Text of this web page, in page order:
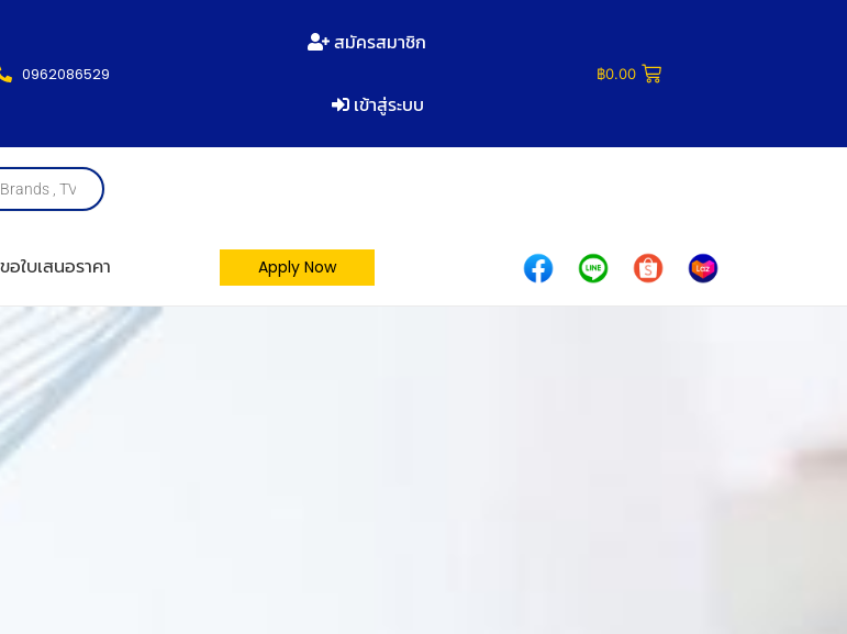
0962086529
สมัครสมาชิก
เข้าสู่ระบบ
฿0.00
ขอใบเสนอราคา Apply Now